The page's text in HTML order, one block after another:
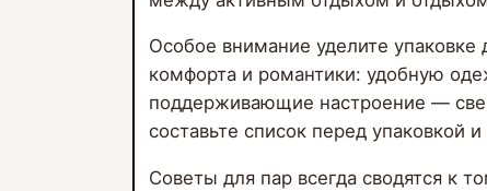
Особое внимание уделите
комфорта и романтики: удобную
поддерживающие настроение —
составьте список перед упаковкой
Советы для пар всегда сводятся к